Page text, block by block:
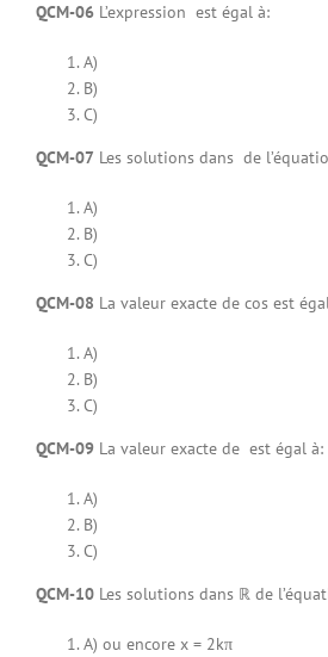
QCM-06 L’expression est égal à:
A)
B)
C)
QCM-07 Les solutions dans de
A)
B)
C)
QCM-08 La valeur exacte de cos est
A)
B)
C)
QCM-09 La valeur exacte de est égal à:
A)
B)
C)
QCM-10 Les solutions dans ℝ de
A) ou encore x = 2kπ